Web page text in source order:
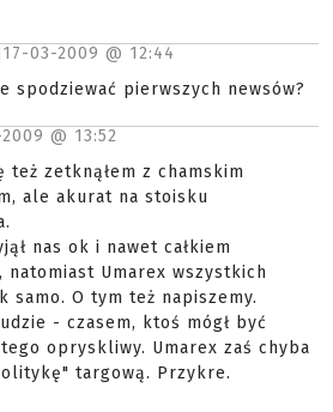
17-03-2009 @ 12:44
spodziewać pierwszych newsów?
@ 13:52
też zetknąłem z chamskim
ale akurat na stoisku
nas ok i nawet całkiem
Umarex wszystkich
samo. O tym też napiszemy.
- czasem, ktoś mógł być
opryskliwy. Umarex zaś chyba
targową. Przykre.